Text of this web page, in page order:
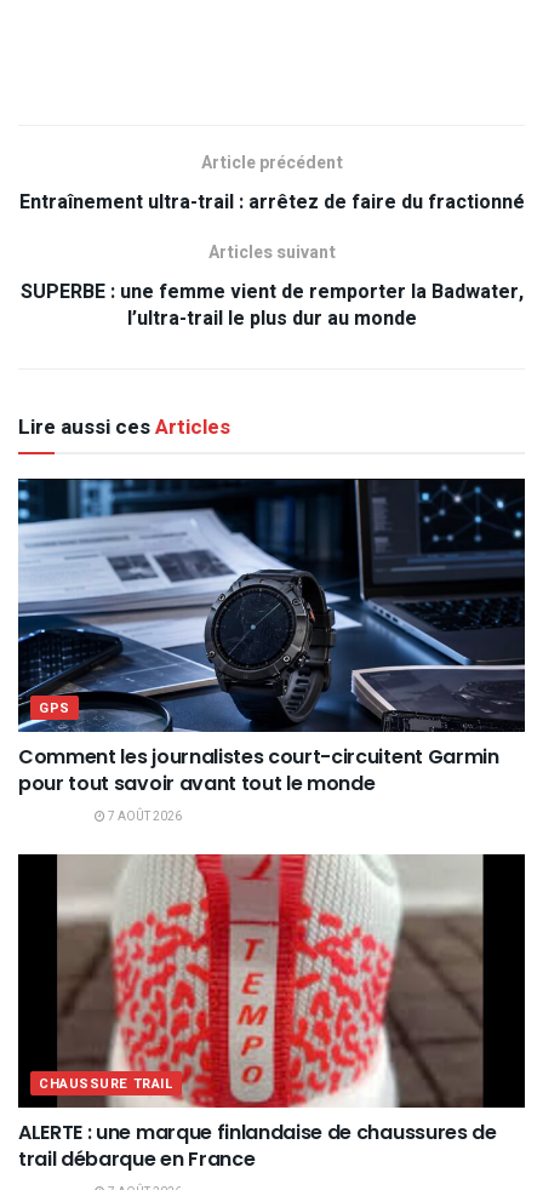
Article précédent
Entraînement ultra-trail : arrêtez de faire du fractionné
Articles suivant
SUPERBE : une femme vient de remporter la Badwater,
l’ultra-trail le plus dur au monde
Lire aussi cesArticles
GPS
Comment les journalistes court-circuitent Garmin
pour tout savoir avant tout le monde
7 AOÛT 2026
CHAUSSURE TRAIL
ALERTE : une marque finlandaise de chaussures de
trail débarque en France